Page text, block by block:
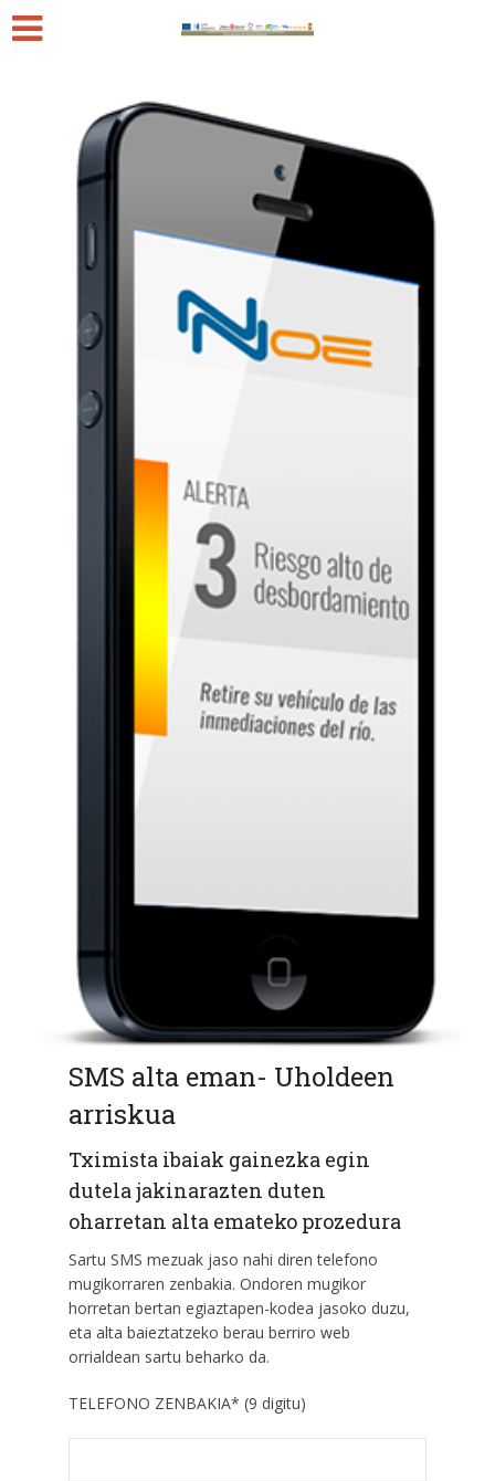
SMS alta eman- Uholdeen
arriskua
Tximista ibaiak gainezka egin
dutela jakinarazten duten
oharretan alta emateko prozedura
Sartu SMS mezuak jaso nahi diren telefono
mugikorraren zenbakia. Ondoren mugikor
horretan bertan egiaztapen-kodea jasoko duzu,
eta alta baieztatzeko berau berriro web
orrialdean sartu beharko da.
TELEFONO ZENBAKIA* (9 digitu)